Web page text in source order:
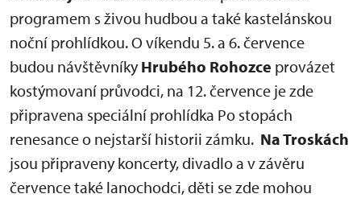
programem s živou hudbou a také kastelánskou
noční prohlídkou. O víkendu 5. a 6. července
budou návštěvníky Hrubého Rohozce provázet
kostýmovaní průvodci, na 12. července je zde
připravena speciální prohlídka Po stopách
renesance o nejstarší historii zámku. Na Troskách
jsou připraveny koncerty, divadlo a v závěru
července také lanochodci, děti se zde mohou